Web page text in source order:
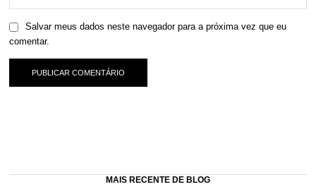
Salvar meus dados neste navegador para a próxima vez que eu
comentar.
MAIS RECENTE DE BLOG